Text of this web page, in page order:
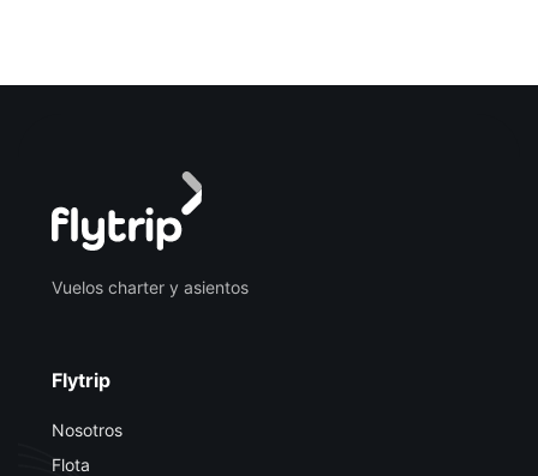
Vuelos charter y asientos
Flytrip
Nosotros
Flota